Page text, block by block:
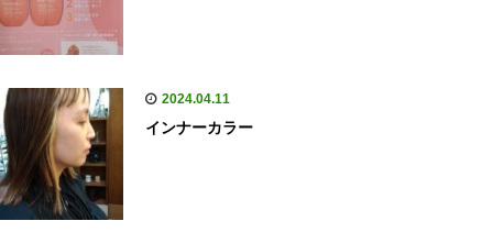
2024.04.11
インナーカラー